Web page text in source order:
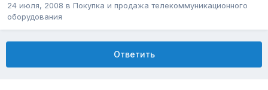
24 июля, 2008 в Покупка и продажа телекоммуникационного
оборудования
Ответить